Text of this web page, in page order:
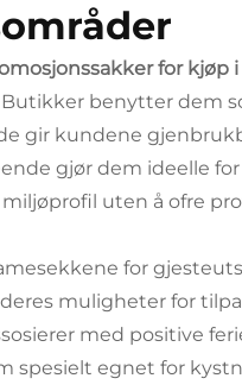
for kjøp
benytter dem
gir kundene
gjør dem ideelle
uten å ofre
for
muligheter for
med positive
spesielt egnet for